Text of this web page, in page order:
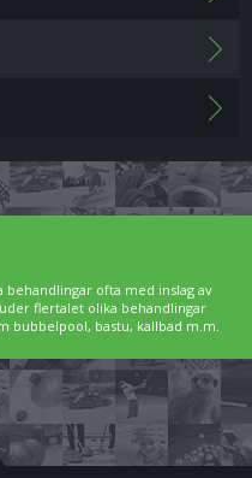
behandlingar ofta med inslag av
flertalet olika behandlingar
bubbelpool, bastu, kallbad m.m.